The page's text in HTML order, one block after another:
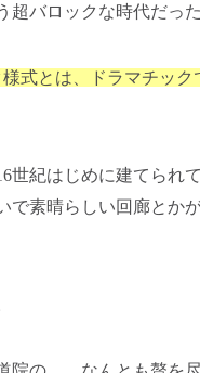
超バロックな時代だった
式とは、ドラマチック
世紀はじめに建てられ
で素晴らしい回廊とか